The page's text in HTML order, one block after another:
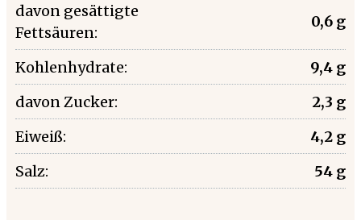
davon gesättigte
Fettsäuren:
0,6 g
Kohlenhydrate:
9,4 g
davon Zucker:
2,3 g
Eiweiß:
4,2 g
Salz:
54 g